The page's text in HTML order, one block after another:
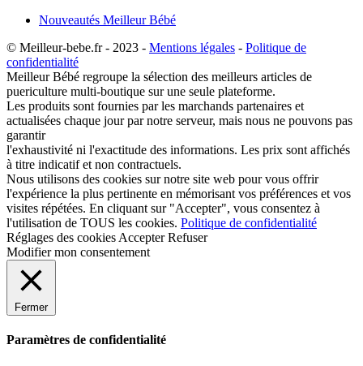
Nouveautés Meilleur Bébé
© Meilleur-bebe.fr - 2023 - Mentions légales - Politique de
confidentialité
Meilleur Bébé regroupe la sélection des meilleurs articles de
puericulture multi-boutique sur une seule plateforme.
Les produits sont fournies par les marchands partenaires et
actualisées chaque jour par notre serveur, mais nous ne pouvons pas
garantir
l'exhaustivité ni l'exactitude des informations. Les prix sont affichés
à titre indicatif et non contractuels.
Nous utilisons des cookies sur notre site web pour vous offrir
l'expérience la plus pertinente en mémorisant vos préférences et vos
visites répétées. En cliquant sur "Accepter", vous consentez à
l'utilisation de TOUS les cookies. Politique de confidentialité
Réglages des cookies Accepter Refuser
Modifier mon consentement
Fermer
Paramètres de confidentialité